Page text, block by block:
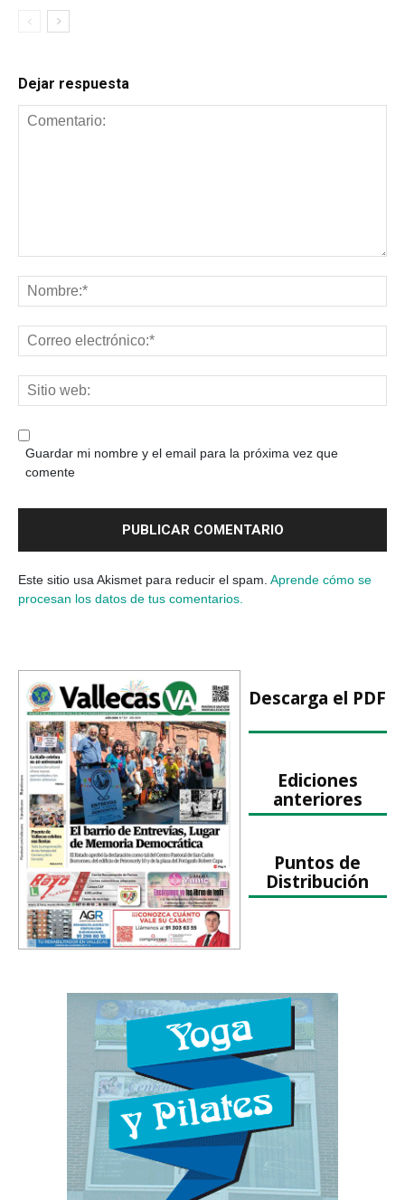
Dejar respuesta
Guardar mi nombre y el email para la próxima vez que
comente
Este sitio usa Akismet para reducir el spam. Aprende cómo se
procesan los datos de tus comentarios.
Descarga el PDF
Ediciones
anteriores
Puntos de
Distribución